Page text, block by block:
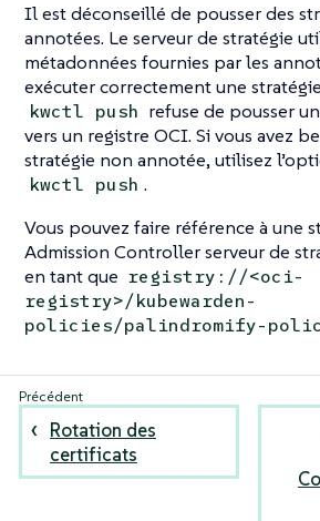
Il est déconseillé de pousser des
annotées. Le serveur de stratégie
métadonnées fournies par les
exécuter correctement une
kwctl push refuse de pousser
vers un registre OCI. Si vous avez
stratégie non annotée, utilisez
kwctl push .
Vous pouvez faire référence à une
Admission Controller serveur de
en tant que registry://<oci-
registry>/kubewarden-
policies/palindromify-
Rotation des
certificats